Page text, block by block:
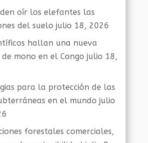
oír los elefantes las
del suelo julio 18, 2026
hallan una nueva
de mono en el Congo julio 18,
para la protección de las
en el mundo julio
forestales comerciales,